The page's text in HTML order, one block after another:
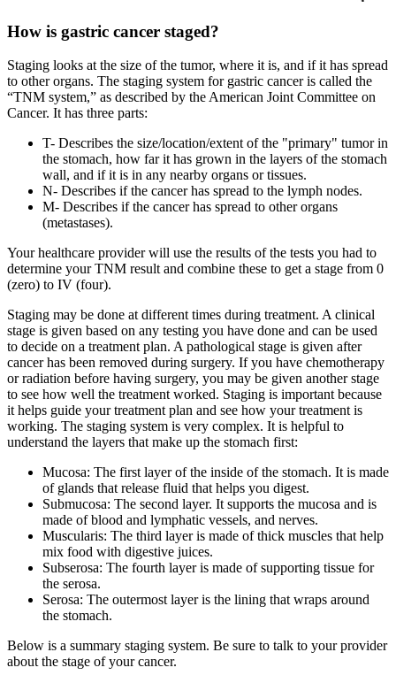
How is gastric cancer staged?
Staging looks at the size of the tumor, where it is, and if it has spread
to other organs. The staging system for gastric cancer is called the
“TNM system,” as described by the American Joint Committee on
Cancer. It has three parts:
T- Describes the size/location/extent of the "primary" tumor in
the stomach, how far it has grown in the layers of the stomach
wall, and if it is in any nearby organs or tissues.
N- Describes if the cancer has spread to the lymph nodes.
M- Describes if the cancer has spread to other organs
(metastases).
Your healthcare provider will use the results of the tests you had to
determine your TNM result and combine these to get a stage from 0
(zero) to IV (four).
Staging may be done at different times during treatment. A clinical
stage is given based on any testing you have done and can be used
to decide on a treatment plan. A pathological stage is given after
cancer has been removed during surgery. If you have chemotherapy
or radiation before having surgery, you may be given another stage
to see how well the treatment worked. Staging is important because
it helps guide your treatment plan and see how your treatment is
working. The staging system is very complex. It is helpful to
understand the layers that make up the stomach first:
Mucosa: The first layer of the inside of the stomach. It is made
of glands that release fluid that helps you digest.
Submucosa: The second layer. It supports the mucosa and is
made of blood and lymphatic vessels, and nerves.
Muscularis: The third layer is made of thick muscles that help
mix food with digestive juices.
Subserosa: The fourth layer is made of supporting tissue for
the serosa.
Serosa: The outermost layer is the lining that wraps around
the stomach.
Below is a summary staging system. Be sure to talk to your provider
about the stage of your cancer.